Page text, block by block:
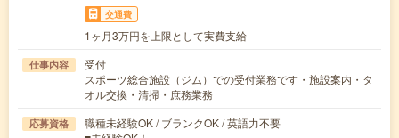
交通費
1ヶ月3万円を上限として実費支給
仕事内容
受付
スポーツ総合施設（ジム）での受付業務です・施設案内・タ
オル交換・清掃・庶務業務
応募資格
職種未経験OK / ブランクOK / 英語力不要